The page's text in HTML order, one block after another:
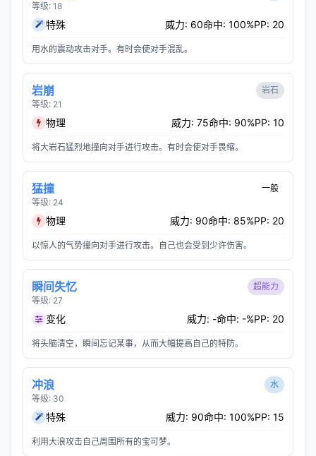
等级: 18
特殊 威力: 60命中: 100%PP: 20
用水的震动攻击对手。有时会使对手混乱。
岩崩
等级: 21
岩石
物理 威力: 75命中: 90%PP: 10
将大岩石猛烈地撞向对手进行攻击。有时会使对手畏缩。
猛撞
等级: 24
一般
物理 威力: 90命中: 85%PP: 20
以惊人的气势撞向对手进行攻击。自己也会受到少许伤害。
瞬间失忆
等级: 27
超能力
变化 威力: -命中: -%PP: 20
将头脑清空，瞬间忘记某事，从而大幅提高自己的特防。
冲浪
等级: 30
水
特殊 威力: 90命中: 100%PP: 15
利用大浪攻击自己周围所有的宝可梦。